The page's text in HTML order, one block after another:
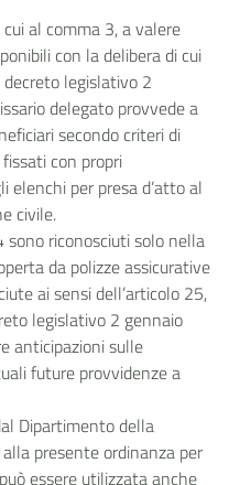
al comma 3, a valere
con la delibera di cui
legislativo 2
delegato provvede a
secondo criteri di
con propri
elenchi per presa d’atto al
civile.
riconosciuti solo nella
da polizze assicurative
ai sensi dell’articolo 25,
legislativo 2 gennaio
anticipazioni sulle
future provvidenze a
Dipartimento della
presente ordinanza per
essere utilizzata anche